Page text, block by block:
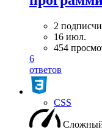
2
16 июл.
454
6
ответов
CSS